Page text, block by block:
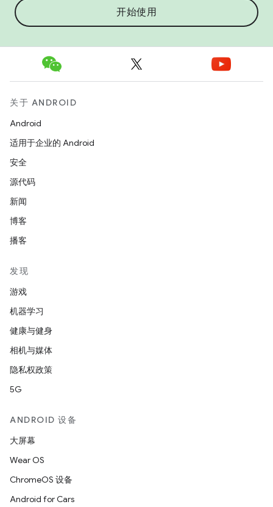
开始使用
关于 ANDROID
Android
适用于企业的 Android
安全
源代码
新闻
博客
播客
发现
游戏
机器学习
健康与健身
相机与媒体
隐私权政策
5G
ANDROID 设备
大屏幕
Wear OS
ChromeOS 设备
Android for Cars